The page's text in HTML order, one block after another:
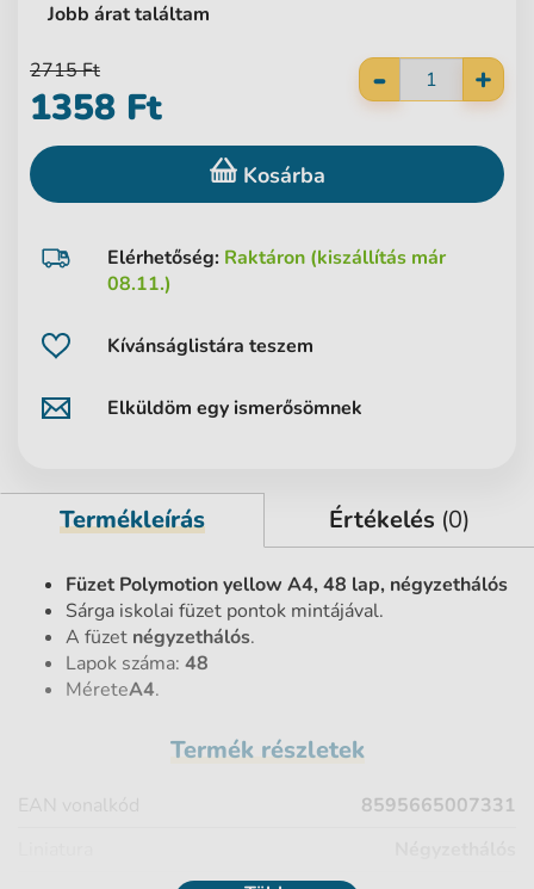
Jobb árat találtam
Kívánságlistára teszem
Elküldöm egy ismerősömnek
Elérhetőség: Raktáron (kiszállítás már
08.11.)
- +
2715 Ft
1358 Ft
Kosárba
Termékleírás Értékelés (0)
Füzet Polymotion yellow A4, 48 lap, négyzethálós
Sárga iskolai füzet pontok mintájával.
A füzet négyzethálós.
Lapok száma: 48
MéreteA4.
Termék részletek
EAN vonalkód
8595665007331